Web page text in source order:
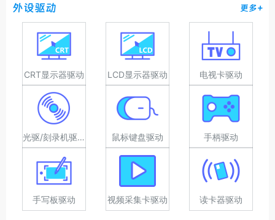
外设驱动 更多+
CRT显示器驱动 LCD显示器驱动 电视卡驱动
光驱/刻录机驱动 鼠标键盘驱动 手柄驱动
手写板驱动 视频采集卡驱动 读卡器驱动